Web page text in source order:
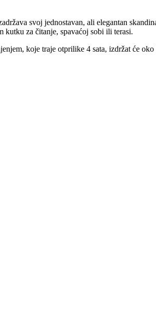
svoj jednostavan, ali elegantan
za čitanje, spavaćoj sobi ili terasi.
koje traje otprilike 4 sata, izdržat će oko